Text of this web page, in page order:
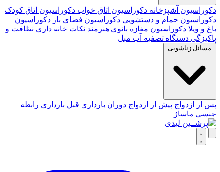
دکوراسیون آشپزخانه دکوراسیون اتاق خواب دکوراسیون اتاق کودک
دکوراسیون حمام و دستشویی دکوراسیون فضای باز دکوراسیون
باغ و ویلا دکوراسیون مغازه بانوی هنرمند نکات خانه داری نظافت و
پاکیزگی دستگاه تصفیه آب مبل
مسائل زناشویی
پس از ازدواج پیش از ازدواج دوران بارداری قبل بارداری رابطه
جنسی ماساژ